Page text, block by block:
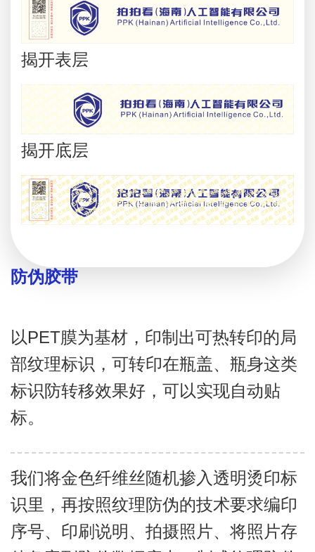
揭开表层
揭开底层
防伪胶带
以PET膜为基材，印制出可热转印的局
部纹理标识，可转印在瓶盖、瓶身这类
标识防转移效果好，可以实现自动贴
标。
我们将金色纤维丝随机掺入透明烫印标
识里，再按照纹理防伪的技术要求编印
序号、印刷说明、拍摄照片、将照片存